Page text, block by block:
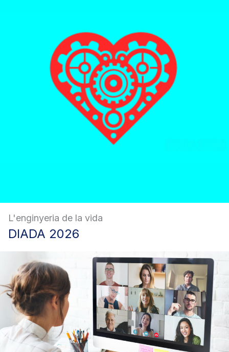
L'enginyeria de la vida
DIADA 2026